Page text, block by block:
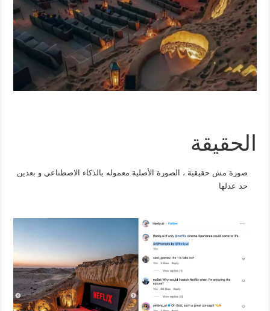
الحقيقة
صورة مش حقيقية ، الصورة الأصلية معموله بالذكاء الاصطناعي و بعدين
حد عدلها